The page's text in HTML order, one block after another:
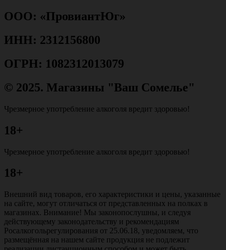
ООО: «ПровиантЮг»
ИНН: 2312156800
ОГРН: 1082312013079
© 2025. Магазины "Ваш Сомелье"
Чрезмерное употребление алкоголя вредит здоровью!
18+
Чрезмерное употребление алкоголя вредит здоровью!
18+
Внешний вид товаров, его характеристики и цены, указанные
на сайте, могут отличаться от представленных на полках в
магазинах. Внимание! Мы законопослушны, и следуя
действующему законодательству и рекомендациям
Росалкогольрегулирования от 25.06.18, уведомляем, что
размещённая на нашем сайте продукция не подлежит